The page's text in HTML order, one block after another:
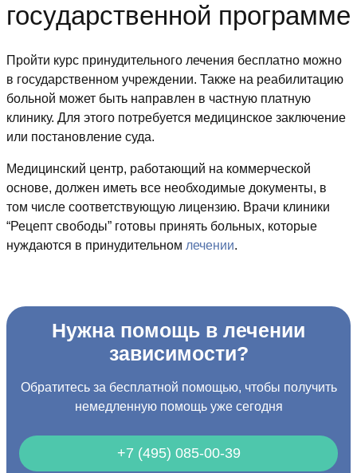
государственной программе
Пройти курс принудительного лечения бесплатно можно
в государственном учреждении. Также на реабилитацию
больной может быть направлен в частную платную
клинику. Для этого потребуется медицинское заключение
или постановление суда.
Медицинский центр, работающий на коммерческой
основе, должен иметь все необходимые документы, в
том числе соответствующую лицензию. Врачи клиники
“Рецепт свободы” готовы принять больных, которые
нуждаются в принудительном лечении.
Нужна помощь в лечении
зависимости?
Обратитесь за бесплатной помощью, чтобы получить
немедленную помощь уже сегодня
+7 (495) 085-00-39